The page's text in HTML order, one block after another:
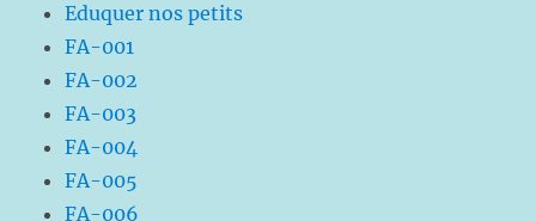
Eduquer nos petits
FA-001
FA-002
FA-003
FA-004
FA-005
FA-006